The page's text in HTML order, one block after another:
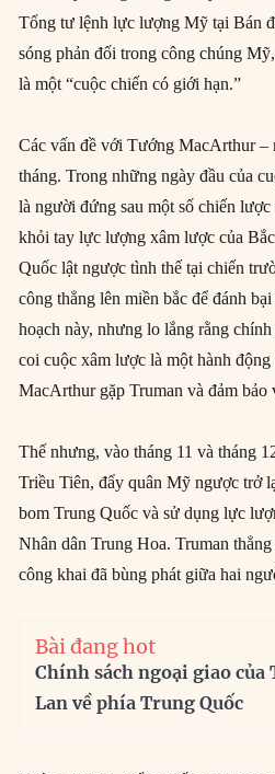
Tổng tư lệnh lực lượng Mỹ tại Bán
sóng phản đối trong công chúng
là một “cuộc chiến có giới hạn.”
Các vấn đề với Tướng MacArthur –
tháng. Trong những ngày đầu của
là người đứng sau một số chiến
khỏi tay lực lượng xâm lược của
Quốc lật ngược tình thế tại chiến
công thẳng lên miền bắc để đánh
hoạch này, nhưng lo lắng rằng
coi cuộc xâm lược là một hành
MacArthur gặp Truman và đảm bảo
Thế nhưng, vào tháng 11 và tháng
Triều Tiên, đẩy quân Mỹ ngược trở
bom Trung Quốc và sử dụng lực
Nhân dân Trung Hoa. Truman
công khai đã bùng phát giữa hai
Bài đang hot
Chính sách ngoại giao của
Lan về phía Trung Quốc